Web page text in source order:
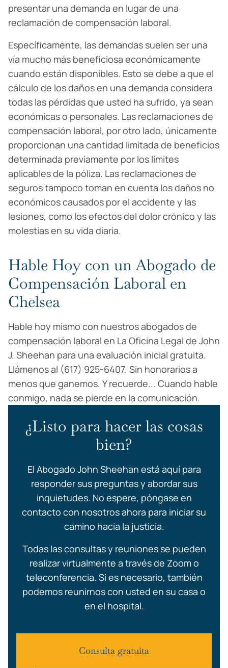
presentar una demanda en lugar de una
reclamación de compensación laboral.
Específicamente, las demandas suelen ser una
vía mucho más beneficiosa económicamente
cuando están disponibles. Esto se debe a que el
cálculo de los daños en una demanda considera
todas las pérdidas que usted ha sufrido, ya sean
económicas o personales. Las reclamaciones de
compensación laboral, por otro lado, únicamente
proporcionan una cantidad limitada de beneficios
determinada previamente por los límites
aplicables de la póliza. Las reclamaciones de
seguros tampoco toman en cuenta los daños no
económicos causados por el accidente y las
lesiones, como los efectos del dolor crónico y las
molestias en su vida diaria.
Hable Hoy con un Abogado de
Compensación Laboral en
Chelsea
Hable hoy mismo con nuestros abogados de
compensación laboral en La Oficina Legal de John
J. Sheehan para una evaluación inicial gratuita.
Llámenos al (617) 925-6407. Sin honorarios a
menos que ganemos. Y recuerde... Cuando hable
conmigo, nada se pierde en la comunicación.
¿Listo para hacer las cosas
bien?
El Abogado John Sheehan está aquí para
responder sus preguntas y abordar sus
inquietudes. No espere, póngase en
contacto con nosotros ahora para iniciar su
camino hacia la justicia.
Todas las consultas y reuniones se pueden
realizar virtualmente a través de Zoom o
teleconferencia. Si es necesario, también
podemos reunirnos con usted en su casa o
en el hospital.
Consulta gratuita